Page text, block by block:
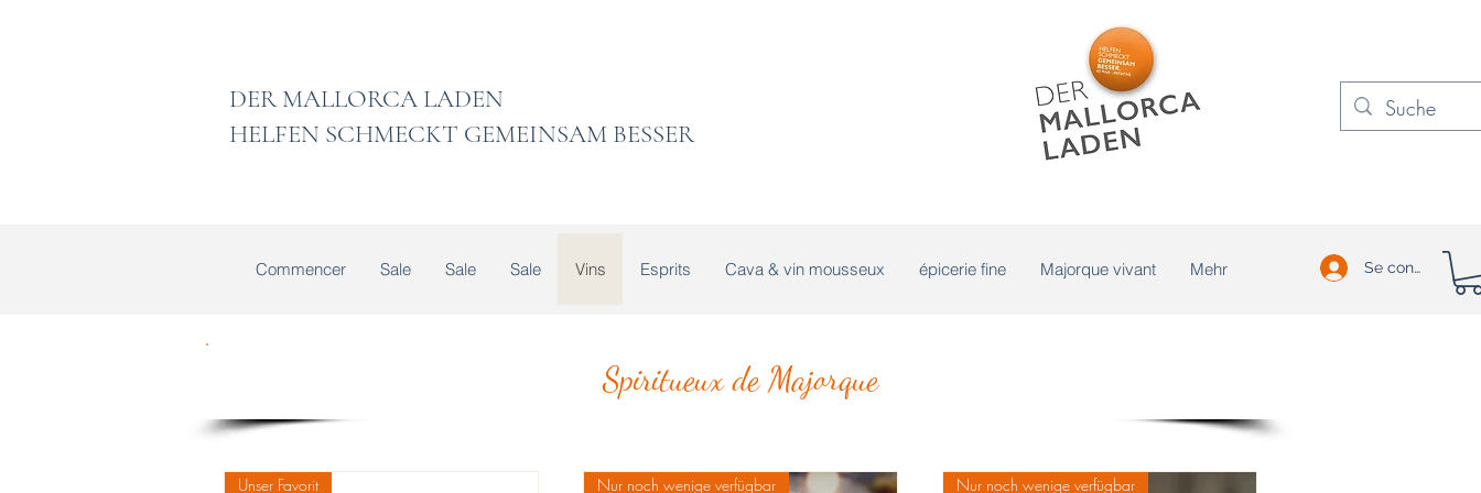
DER MALLORCA LADEN
HELFEN SCHMECKT GEMEINSAM BESSER
Commencer Sale Sale Sale Vins Esprits Cava & vin mousseux épicerie fine Majorque vivant Mehr Se connecter
Spiritueux de Majorque
Unser Favorit Nur noch wenige verfügbar Nur noch wenige verfügbar